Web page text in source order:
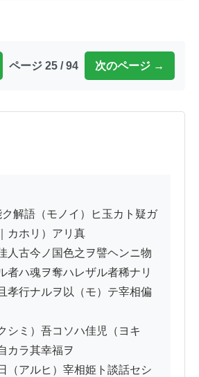
ページ 25 / 94 次のページ →
カホリ）アリ真
人古今ノ国色之ヲ譬ヘンニ物
者ハ魂ヲ奪ハレザル者稀ナリ
孝行ナルヲ以（モ）テ宰相偏
シミ）吾コソハ佳児（ヨキ
カラ其幸福ヲ
（アルヒ）宰相姫ト談話セシ